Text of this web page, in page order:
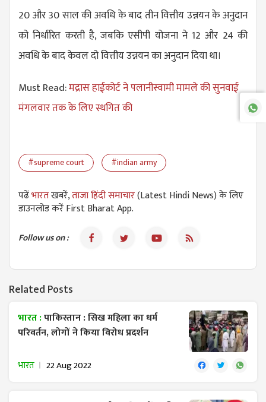
20 और 30 साल की अवधि के बाद तीन वित्तीय उन्नयन के अनुदान
को निर्धारित करती है, जबकि एसीपी योजना ने 12 और 24 की
अवधि के बाद केवल दो वित्तीय उन्नयन का अनुदान दिया था।
Must Read:मद्रास हाईकोर्ट ने पलानीस्वामी मामले की सुनवाई
मंगलवार तक के लिए स्थगित की
#supreme court #indian army
पढेंभारतखबरें,ताजा हिंदी समाचार(Latest Hindi News) के लिए
डाउनलोड करें First Bharat App.
Follow us on :
Related Posts
भारत :पाकिस्तान : सिख महिला का धर्म
परिवर्तन, लोगों ने किया विरोध प्रदर्शन
भारत 22 Aug 2022